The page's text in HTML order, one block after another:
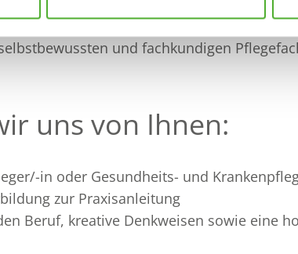
unterstützen und motivieren Sie die
und fachkundigen
uns von Ihnen:
in oder Gesundheits- und
zur Praxisanleitung
Beruf, kreative Denkweisen sowie eine